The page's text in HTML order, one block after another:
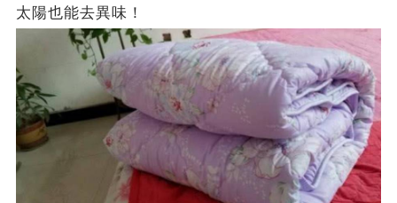
太陽也能去異味！